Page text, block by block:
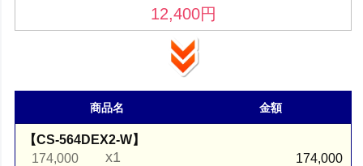
12,400円
商品名 金額
【CS-564DEX2-W】
174,000
x1 174,000